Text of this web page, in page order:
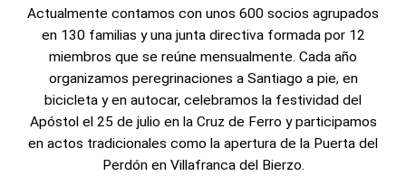
Actualmente contamos con unos 600 socios agrupados
en 130 familias y una junta directiva formada por 12
miembros que se reúne mensualmente. Cada año
organizamos peregrinaciones a Santiago a pie, en
bicicleta y en autocar, celebramos la festividad del
Apóstol el 25 de julio en la Cruz de Ferro y participamos
en actos tradicionales como la apertura de la Puerta del
Perdón en Villafranca del Bierzo.